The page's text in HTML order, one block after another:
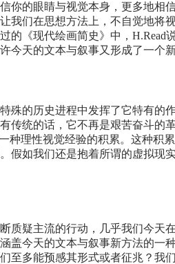
你的眼睛与视觉本身，更多地
我们在思想方法上，不自觉地
的《现代绘画简史》中，
今天的文本与叙事又形成了一个
殊的历史进程中发挥了它特有
传统的话，它不再是艰苦奋斗
种理性视觉经验的积累。这种
假如我们还是抱着所谓的虚拟
质疑主流的行动，几乎我们今
盖今天的文本与叙事新方法的
至多能预感其形式或者征兆？